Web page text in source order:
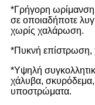
*Γρήγορη
σε οποιαδήποτε
χωρίς χαλάρωση.
*Πυκνή επίστρωση,
*Υψηλή
χάλυβα, σκυρόδεμα,
υποστρώματα.